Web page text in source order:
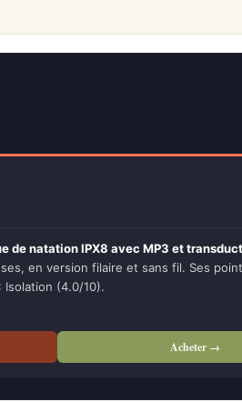
de natation IPX8 avec MP3 et
en version filaire et sans fil. Ses
Isolation (4.0/10).
Acheter →